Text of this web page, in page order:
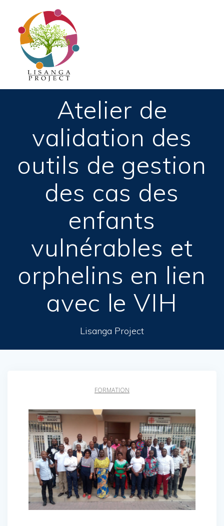
Atelier de
validation des
outils de gestion
des cas des
enfants
vulnérables et
orphelins en lien
avec le VIH
Lisanga Project
FORMATION